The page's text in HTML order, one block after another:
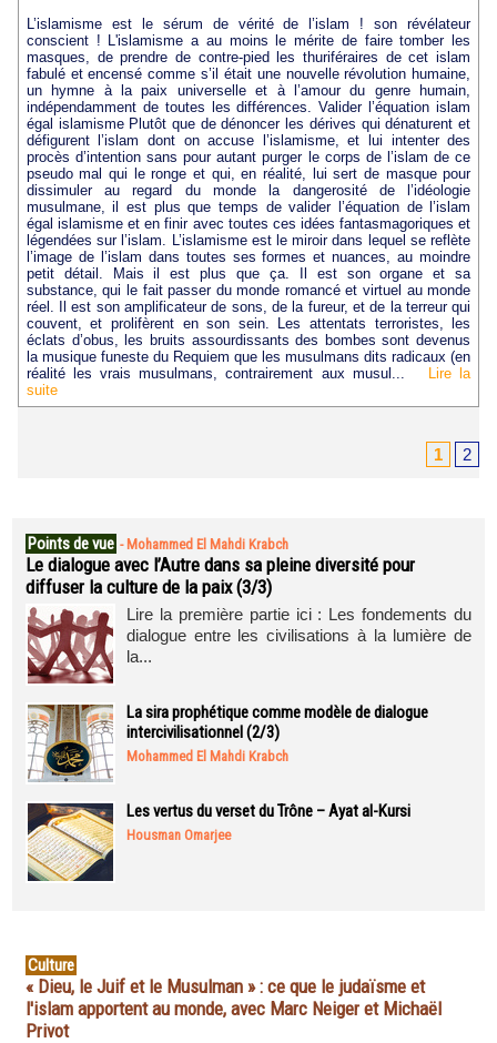
L’islamisme est le sérum de vérité de l’islam ! son révélateur
conscient ! L'islamisme a au moins le mérite de faire tomber les
masques, de prendre de contre-pied les thuriféraires de cet islam
fabulé et encensé comme s’il était une nouvelle révolution humaine,
un hymne à la paix universelle et à l’amour du genre humain,
indépendamment de toutes les différences. Valider l’équation islam
égal islamisme Plutôt que de dénoncer les dérives qui dénaturent et
défigurent l’islam dont on accuse l’islamisme, et lui intenter des
procès d’intention sans pour autant purger le corps de l’islam de ce
pseudo mal qui le ronge et qui, en réalité, lui sert de masque pour
dissimuler au regard du monde la dangerosité de l’idéologie
musulmane, il est plus que temps de valider l’équation de l’islam
égal islamisme et en finir avec toutes ces idées fantasmagoriques et
légendées sur l’islam. L’islamisme est le miroir dans lequel se reflète
l’image de l’islam dans toutes ses formes et nuances, au moindre
petit détail. Mais il est plus que ça. Il est son organe et sa
substance, qui le fait passer du monde romancé et virtuel au monde
réel. Il est son amplificateur de sons, de la fureur, et de la terreur qui
couvent, et prolifèrent en son sein. Les attentats terroristes, les
éclats d’obus, les bruits assourdissants des bombes sont devenus
la musique funeste du Requiem que les musulmans dits radicaux (en
réalité les vrais musulmans, contrairement aux musul...
Lire la
suite
1 2
Points de vue - Mohammed El Mahdi Krabch
Le dialogue avec l’Autre dans sa pleine diversité pour
diffuser la culture de la paix (3/3)
Lire la première partie ici : Les fondements du
dialogue entre les civilisations à la lumière de
la...
La sira prophétique comme modèle de dialogue
intercivilisationnel (2/3)
Mohammed El Mahdi Krabch
Les vertus du verset du Trône – Ayat al-Kursi
Housman Omarjee
Culture
« Dieu, le Juif et le Musulman » : ce que le judaïsme et
l'islam apportent au monde, avec Marc Neiger et Michaël
Privot